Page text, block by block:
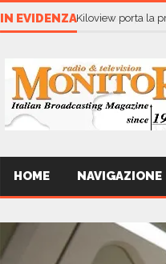
IN EVIDENZAKiloview porta la
HOME NAVIGAZIONE